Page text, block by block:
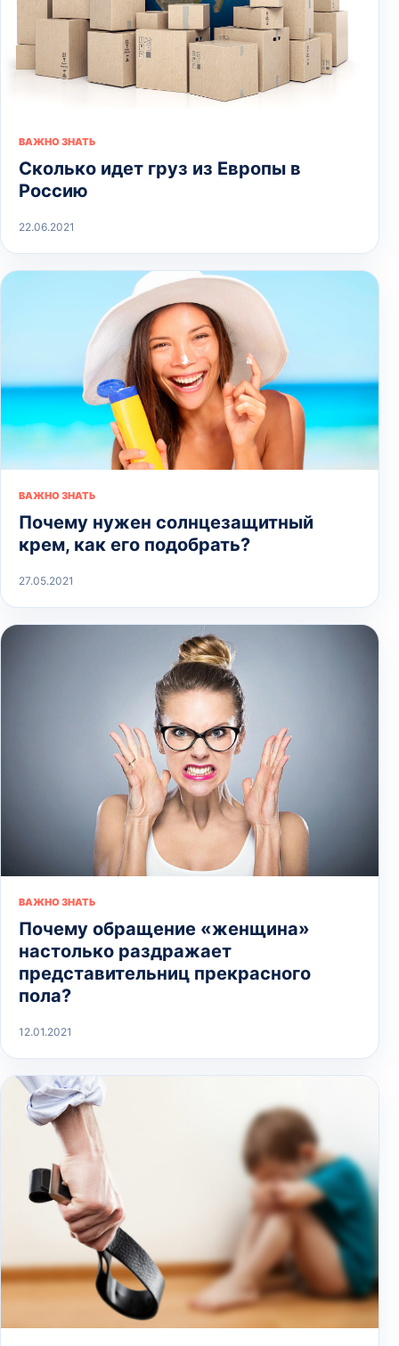
ВАЖНО ЗНАТЬ
Сколько идет груз из Европы в
Россию
22.06.2021
ВАЖНО ЗНАТЬ
Почему нужен солнцезащитный
крем, как его подобрать?
27.05.2021
ВАЖНО ЗНАТЬ
Почему обращение «женщина»
настолько раздражает
представительниц прекрасного
пола?
12.01.2021